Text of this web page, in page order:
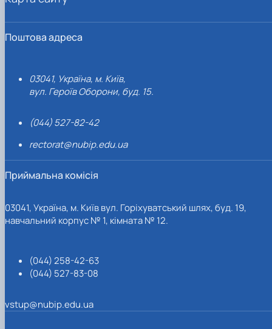
Поштова адреса
03041, Україна, м. Київ,
вул. Героїв Оборони, буд. 15.
(044) 527-82-42
rectorat@nubip.edu.ua
Приймальна комісія
03041, Україна, м. Київ вул. Горіхуватський шлях, буд. 19,
навчальний корпус № 1, кімната № 12.
(044) 258-42-63
(044) 527-83-08
vstup@nubip.edu.ua